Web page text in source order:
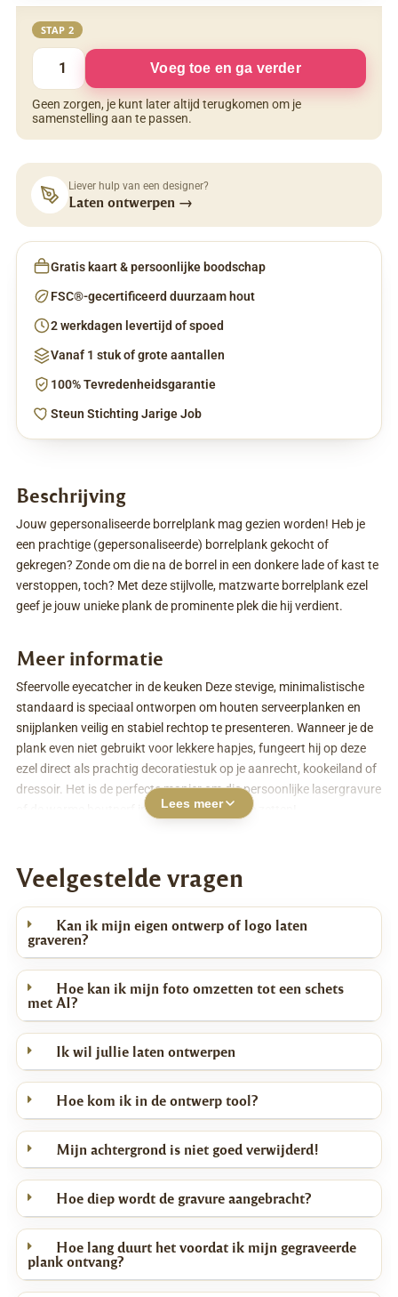
STAP 2
Voeg toe en ga verder
Geen zorgen, je kunt later altijd terugkomen om je
samenstelling aan te passen.
Liever hulp van een designer?
Laten ontwerpen →
Gratis kaart & persoonlijke boodschap
FSC®-gecertificeerd duurzaam hout
2 werkdagen levertijd of spoed
Vanaf 1 stuk of grote aantallen
100% Tevredenheidsgarantie
Steun Stichting Jarige Job
Beschrijving
Jouw gepersonaliseerde borrelplank mag gezien worden! Heb je
een prachtige (gepersonaliseerde) borrelplank gekocht of
gekregen? Zonde om die na de borrel in een donkere lade of kast te
verstoppen, toch? Met deze stijlvolle, matzwarte borrelplank ezel
geef je jouw unieke plank de prominente plek die hij verdient.
Meer informatie
Sfeervolle eyecatcher in de keuken Deze stevige, minimalistische
standaard is speciaal ontworpen om houten serveerplanken en
snijplanken veilig en stabiel rechtop te presenteren. Wanneer je de
plank even niet gebruikt voor lekkere hapjes, fungeert hij op deze
ezel direct als prachtig decoratiestuk op je aanrecht, kookeiland of
dressoir. Het is de perfecte manier om die persoonlijke lasergravure
of de warme houtnerf in de schijnwerpers te zetten!
Strak &amp; Tijdloos: Het matzwarte, open design past in werkelijk
iedere interieurstijl, van stoer industrieel tot warm landelijk.
Ruimtebesparend: Door je plank rechtop neer te zetten in plaats
van neer te leggen, houd je direct meer kostbare werkruimte over
op je aanrecht.
Beter voor het hout: Als je de plank na het schoonmaken rechtop
op de ezel plaatst, kan deze rondom perfect ventileren en
gelijkmatig drogen. Dit is veel beter voor de levensduur van het
hout.
Veilig &amp; Stabiel: De slimme constructie zorgt ervoor dat je
plank stevig staat en niet wegglijdt.
Het perfecte cadeau (of voor jezelf) Geef je een gepersonaliseerde
borrelplank cadeau voor een verjaardag, bruiloft of jubileum? Maak
je verrassing dan helemaal compleet met deze ezel. Zo geef je niet
alleen een praktisch keukenitem, maar een blijvend interieurstuk!
Lees meer
Veelgestelde vragen
Kan ik mijn eigen ontwerp of logo laten
graveren?
Hoe kan ik mijn foto omzetten tot een schets
met AI?
Ik wil jullie laten ontwerpen
Hoe kom ik in de ontwerp tool?
Mijn achtergrond is niet goed verwijderd!
Hoe diep wordt de gravure aangebracht?
Hoe lang duurt het voordat ik mijn gegraveerde
plank ontvang?